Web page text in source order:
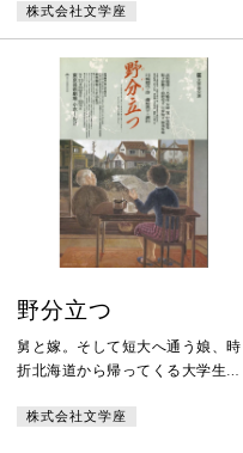
免れています。次男の昭は予科練
（少年航空兵）です。清と昭の幼
馴染の桃は両親を亡くし下働きを
しながらひそかに女優を志してい
ます。実に大変だった時代の物
株式会社文学座
野分立つ
舅と嫁。そして短大へ通う娘、時
折北海道から帰ってくる大学生の
ずまいの家庭。嫁の佐和子は夫を
株式会社文学座